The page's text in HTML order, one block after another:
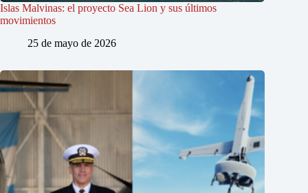
Islas Malvinas: el proyecto Sea Lion y sus últimos
movimientos
25 de mayo de 2026